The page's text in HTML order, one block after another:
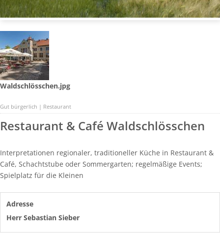
Waldschlösschen.jpg
Gut bürgerlich | Restaurant
Restaurant & Café Waldschlösschen
Interpretationen regionaler, traditioneller Küche in Restaurant &
Café, Schachtstube oder Sommergarten; regelmäßige Events;
Spielplatz für die Kleinen
Adresse
Herr Sebastian Sieber